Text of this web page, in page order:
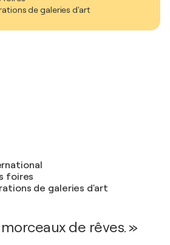
de galeries d'art
foires
de galeries d'art
de rêves. »